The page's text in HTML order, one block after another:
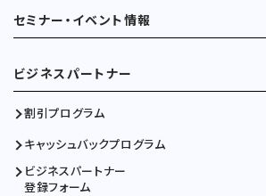
セミナー・イベント情報
ビジネスパートナー
割引プログラム
キャッシュバックプログラム
ビジネスパートナー
登録フォーム